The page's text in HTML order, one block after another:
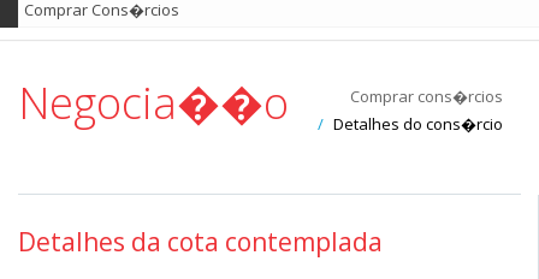
Negocia��o
Comprar cons�rcios
Detalhes do cons�rcio
Detalhes da cota contemplada